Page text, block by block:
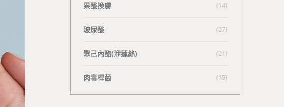
果酸換膚 (14)
玻尿酸 (27)
聚己內酯(洢蓮絲) (21)
肉毒桿菌 (15)